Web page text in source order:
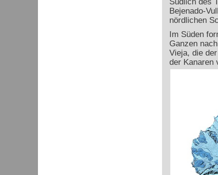
Bejenado-
nördlichen
Im Süden
Ganzen
Vieja, die
der Kanaren